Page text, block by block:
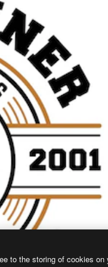
to the storing of cookies